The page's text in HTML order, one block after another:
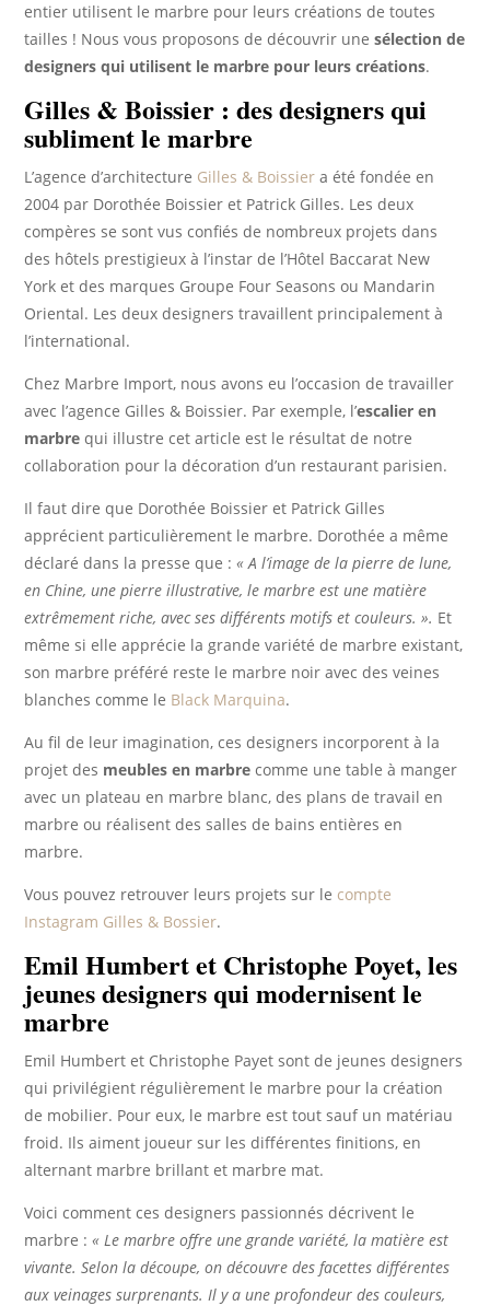
entier utilisent le marbre pour leurs créations de toutes
tailles ! Nous vous proposons de découvrir une sélection de
designers qui utilisent le marbre pour leurs créations.
Gilles & Boissier : des designers qui
subliment le marbre
L’agence d’architecture Gilles & Boissier a été fondée en
2004 par Dorothée Boissier et Patrick Gilles. Les deux
compères se sont vus confiés de nombreux projets dans
des hôtels prestigieux à l’instar de l’Hôtel Baccarat New
York et des marques Groupe Four Seasons ou Mandarin
Oriental. Les deux designers travaillent principalement à
l’international.
Chez Marbre Import, nous avons eu l’occasion de travailler
avec l’agence Gilles & Boissier. Par exemple, l’escalier en
marbre qui illustre cet article est le résultat de notre
collaboration pour la décoration d’un restaurant parisien.
Il faut dire que Dorothée Boissier et Patrick Gilles
apprécient particulièrement le marbre. Dorothée a même
déclaré dans la presse que : « A l’image de la pierre de lune,
en Chine, une pierre illustrative, le marbre est une matière
extrêmement riche, avec ses différents motifs et couleurs. ». Et
même si elle apprécie la grande variété de marbre existant,
son marbre préféré reste le marbre noir avec des veines
blanches comme le Black Marquina.
Au fil de leur imagination, ces designers incorporent à la
projet des meubles en marbre comme une table à manger
avec un plateau en marbre blanc, des plans de travail en
marbre ou réalisent des salles de bains entières en
marbre.
Vous pouvez retrouver leurs projets sur le compte
Instagram Gilles & Bossier.
Emil Humbert et Christophe Poyet, les
jeunes designers qui modernisent le
marbre
Emil Humbert et Christophe Payet sont de jeunes designers
qui privilégient régulièrement le marbre pour la création
de mobilier. Pour eux, le marbre est tout sauf un matériau
froid. Ils aiment joueur sur les différentes finitions, en
alternant marbre brillant et marbre mat.
Voici comment ces designers passionnés décrivent le
marbre :« Le marbre offre une grande variété, la matière est
vivante. Selon la découpe, on découvre des facettes différentes
aux veinages surprenants. Il y a une profondeur des couleurs,